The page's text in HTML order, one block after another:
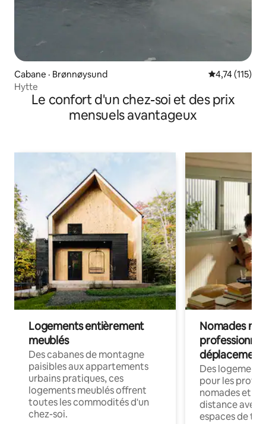
Cabane · Brønnøysund Note
4,74 (115)
Hytte
Le confort d'un chez-soi et des prix
mensuels avantageux
Logements entièrement
meublés
Des cabanes de montagne
paisibles aux appartements
urbains pratiques, ces
logements meublés offrent
toutes les commodités d'un
chez-soi.
Nomades
déplacement
Des
pour les
nomades et
distance avec
espaces de